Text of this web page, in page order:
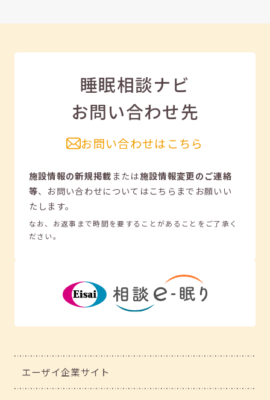
睡眠相談ナビ
お問い合わせ先
お問い合わせはこちら
施設情報の新規掲載または施設情報変更のご連絡
等、 お問い合わせについてはこちらまでお願いい
たします。
なお、お返事まで時間を要することがあることをご了承く
ださい。
エーザイ企業サイト